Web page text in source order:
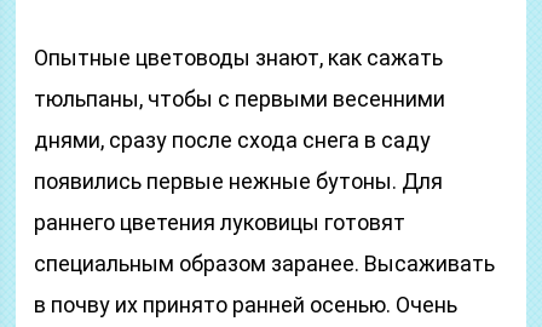
Опытные цветоводы знают, как сажать
тюльпаны, чтобы с первыми весенними
днями, сразу после схода снега в саду
появились первые нежные бутоны. Для
раннего цветения луковицы готовят
специальным образом заранее. Высаживать
в почву их принято ранней осенью. Очень